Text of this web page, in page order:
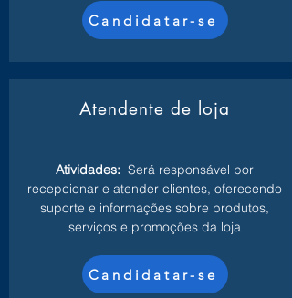
Candidatar-se
Atendente de loja
Atividades: Será responsável por
recepcionar e atender clientes, oferecendo
suporte e informações sobre produtos,
serviços e promoções da loja
Candidatar-se